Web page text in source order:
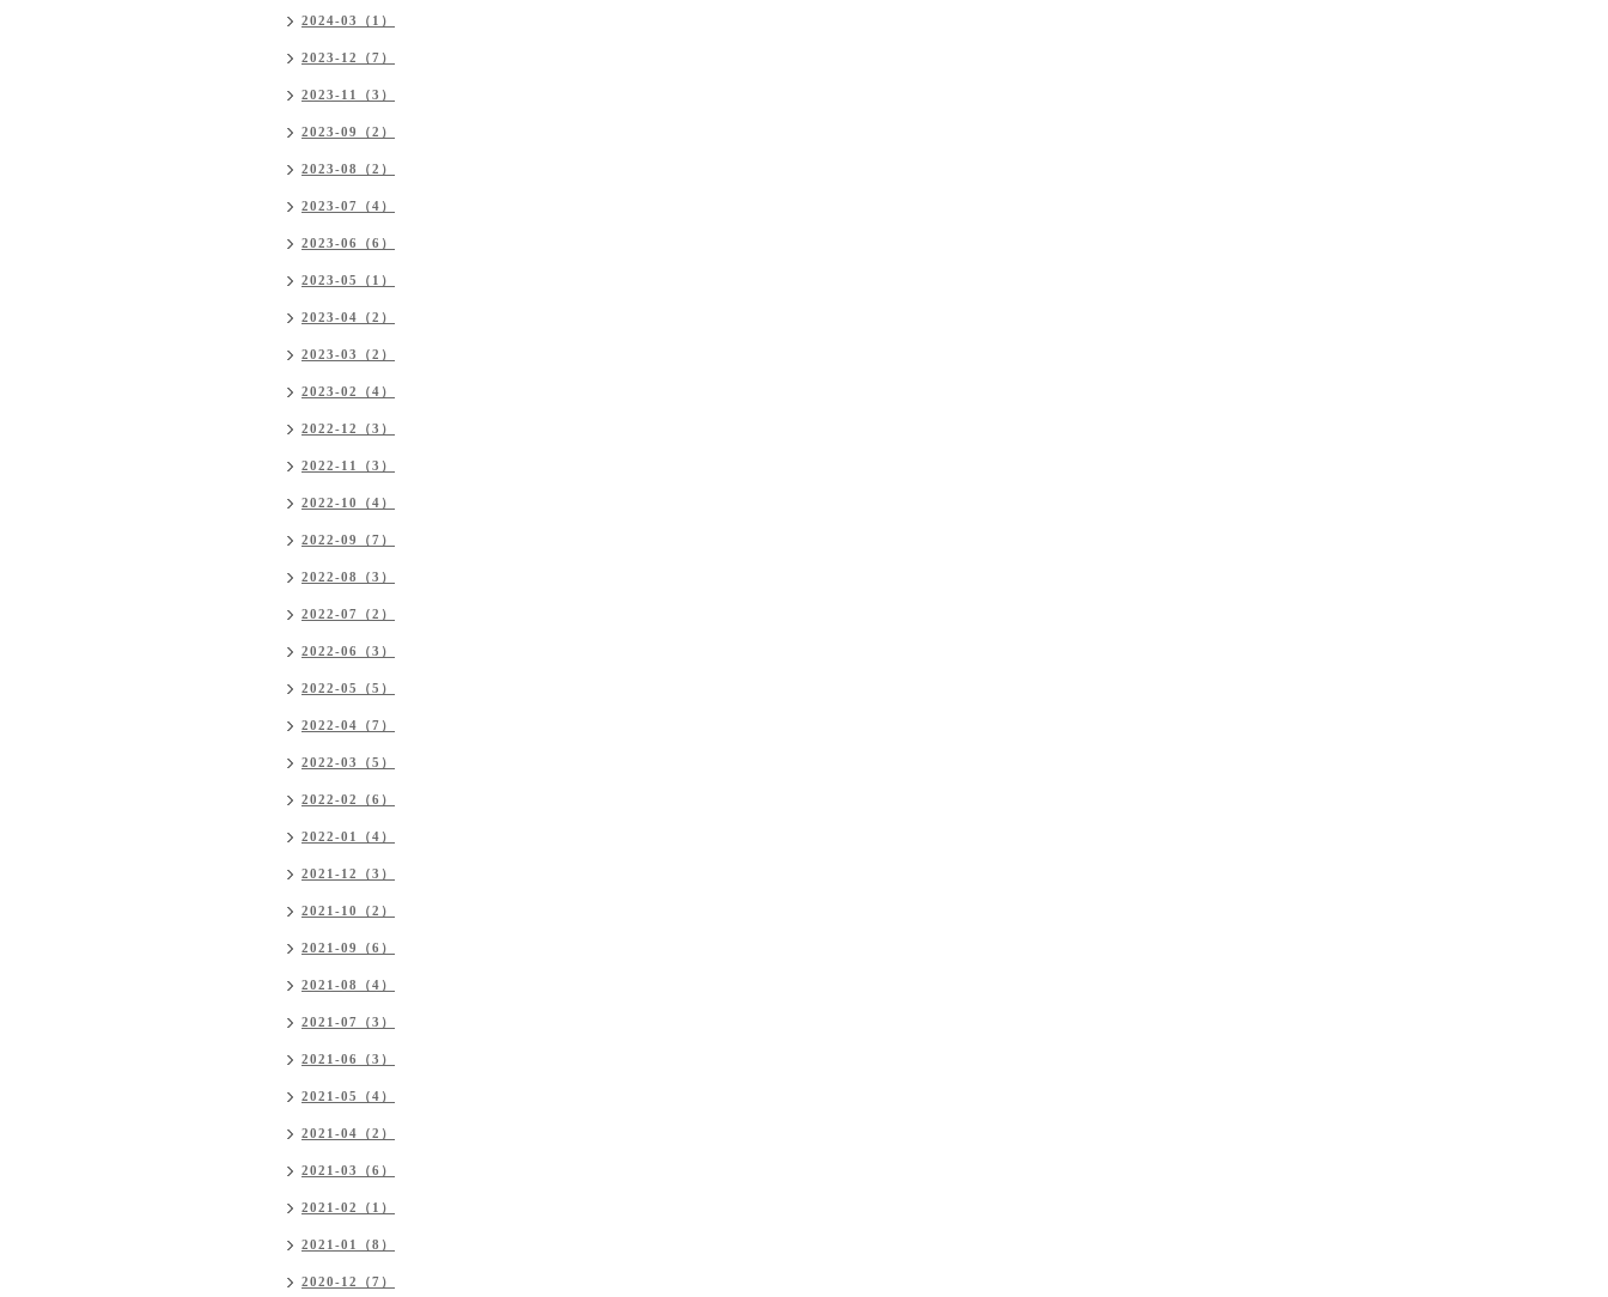
2024-03（1）
2023-12（7）
2023-11（3）
2023-09（2）
2023-08（2）
2023-07（4）
2023-06（6）
2023-05（1）
2023-04（2）
2023-03（2）
2023-02（4）
2022-12（3）
2022-11（3）
2022-10（4）
2022-09（7）
2022-08（3）
2022-07（2）
2022-06（3）
2022-05（5）
2022-04（7）
2022-03（5）
2022-02（6）
2022-01（4）
2021-12（3）
2021-10（2）
2021-09（6）
2021-08（4）
2021-07（3）
2021-06（3）
2021-05（4）
2021-04（2）
2021-03（6）
2021-02（1）
2021-01（8）
2020-12（7）